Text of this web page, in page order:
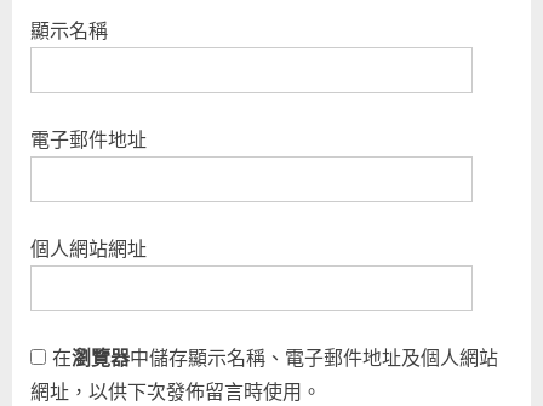
顯示名稱
電子郵件地址
個人網站網址
在瀏覽器中儲存顯示名稱、電子郵件地址及個人網站
網址，以供下次發佈留言時使用。